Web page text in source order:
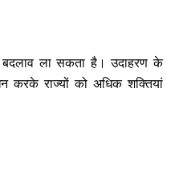
बदलाव ला सकता है। उदाहरण के
करके राज्यों को अधिक शक्तियां